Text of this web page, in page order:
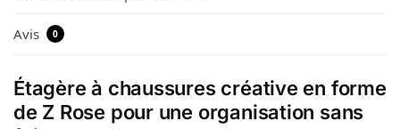
Avis 0
Étagère à chaussures créative en forme
de Z Rose pour une organisation sans